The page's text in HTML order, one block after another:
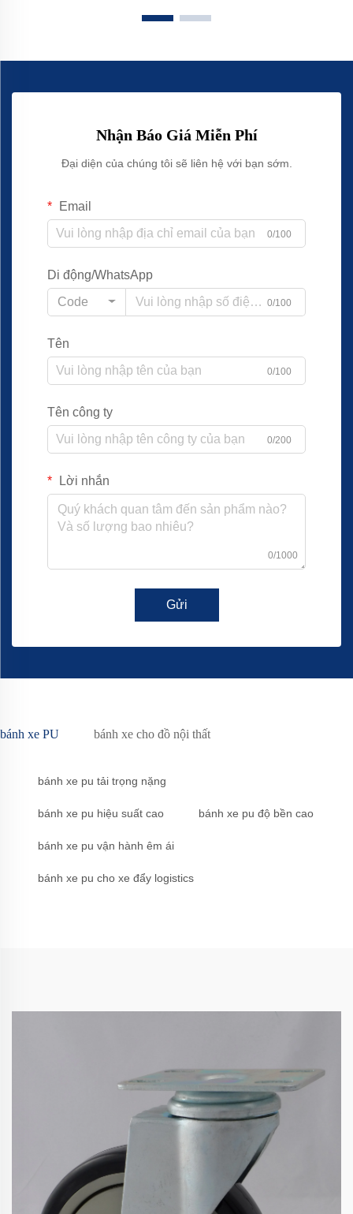
Nhận Báo Giá Miễn Phí
Đại diện của chúng tôi sẽ liên hệ với bạn sớm.
Email
0/100
Di động/WhatsApp
Code
0/100
Tên
0/100
Tên công ty
0/200
Lời nhắn
0/1000
Gửi
bánh xe PU bánh xe cho đồ nội thất
bánh xe pu tải trọng nặng
bánh xe pu hiệu suất cao bánh xe pu độ bền cao
bánh xe pu vận hành êm ái
bánh xe pu cho xe đẩy logistics